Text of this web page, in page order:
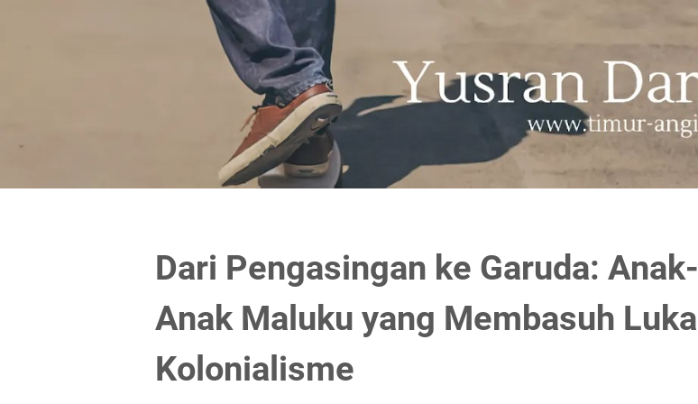
Dari Pengasingan ke Garuda: Anak-
Anak Maluku yang Membasuh Luka
Kolonialisme